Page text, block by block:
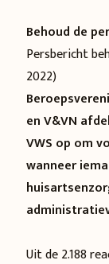
Behoud de
Persbericht
2022)
en V&VN
VWS op om
wanneer
Uit de 2.188